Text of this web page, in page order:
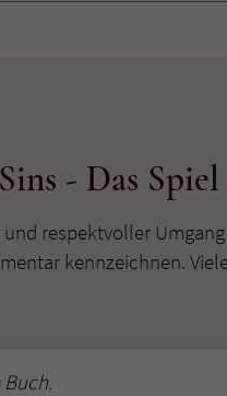
- Das Spiel
und respektvoller
kennzeichnen.
überprüfen.